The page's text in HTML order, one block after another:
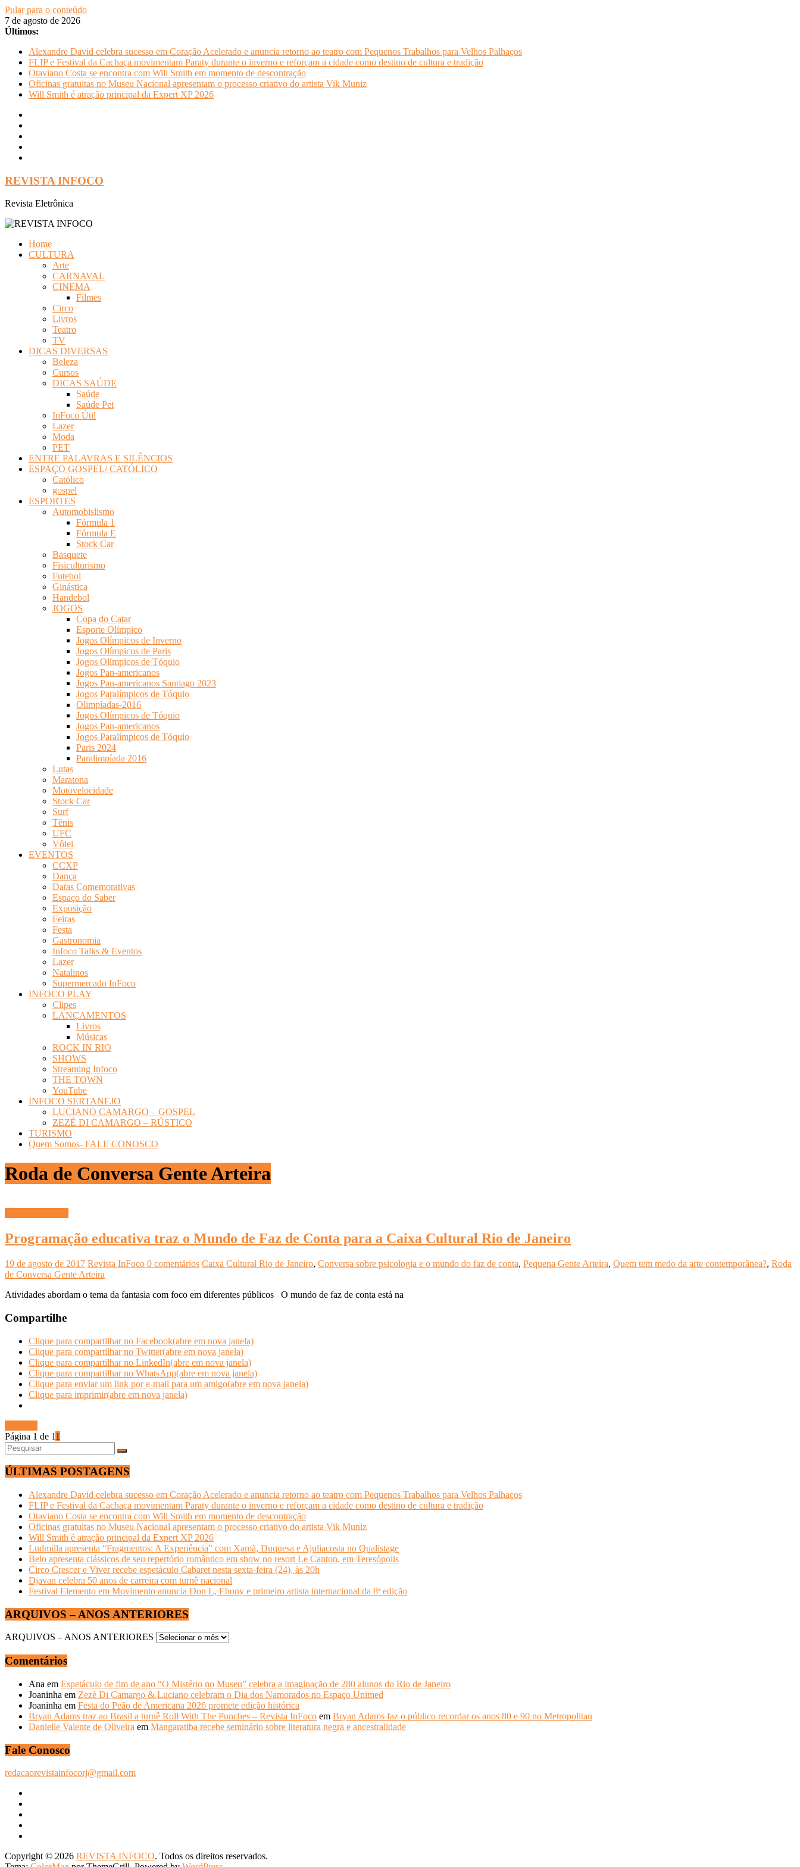
Pular para o conteúdo
7 de agosto de 2026
Últimos:
Alexandre David celebra sucesso em Coração Acelerado e anuncia retorno ao teatro com Pequenos Trabalhos para Velhos Palhaços
FLIP e Festival da Cachaça movimentam Paraty durante o inverno e reforçam a cidade como destino de cultura e tradição
Otaviano Costa se encontra com Will Smith em momento de descontração
Oficinas gratuitas no Museu Nacional apresentam o processo criativo do artista Vik Muniz
Will Smith é atração principal da Expert XP 2026
REVISTA INFOCO
Revista Eletrônica
Home
CULTURA
Arte
CARNAVAL
CINEMA
Filmes
Circo
Livros
Teatro
TV
DICAS DIVERSAS
Beleza
Cursos
DICAS SAÚDE
Saúde
Saúde Pet
InFoco Útil
Lazer
Moda
PET
ENTRE PALAVRAS E SILÊNCIOS
ESPAÇO GOSPEL/ CATÓLICO
Católico
gospel
ESPORTES
Automobislismo
Fórmula 1
Fórmula E
Stock Car
Basquete
Fisiculturismo
Futebol
Ginástica
Handebol
JOGOS
Copa do Catar
Esporte Olímpico
Jogos Olímpicos de Inverno
Jogos Olímpicos de Paris
Jogos Olímpicos de Tóquio
Jogos Pan-americanos
Jogos Pan-americanos Santiago 2023
Jogos Paralímpicos de Tóquio
Olimpíadas-2016
Jogos Olímpicos de Tóquio
Jogos Pan-americanos
Jogos Paralímpicos de Tóquio
Paris 2024
Paralimpíada 2016
Lutas
Maratona
Motovelocidade
Stock Car
Surf
Tênis
UFC
Vôlei
EVENTOS
CCXP
Dança
Datas Comemorativas
Espaço do Saber
Exposição
Feiras
Festa
Gastronomia
Infoco Talks & Eventos
Lazer
Natalinos
Supermercado InFoco
INFOCO PLAY
Clipes
LANÇAMENTOS
Livros
Músicas
ROCK IN RIO
SHOWS
Streaming Infoco
THE TOWN
YouTube
INFOCO SERTANEJO
LUCIANO CAMARGO – GOSPEL
ZEZÉ DI CAMARGO – RÚSTICO
TURISMO
Quem Somos- FALE CONOSCO
Roda de Conversa Gente Arteira
Programação educativa traz o Mundo de Faz de Conta para a Caixa Cultural Rio de Janeiro
19 de agosto de 2017 Revista InFoco 0 comentários Caixa Cultural Rio de Janeiro, Conversa sobre psicologia e o mundo do faz de conta, Pequena Gente Arteira, Quem tem medo da arte contemporânea?, Roda
de Conversa Gente Arteira
Atividades abordam o tema da fantasia com foco em diferentes públicos O mundo de faz de conta está na
Compartilhe
Clique para compartilhar no Facebook(abre em nova janela)
Clique para compartilhar no Twitter(abre em nova janela)
Clique para compartilhar no LinkedIn(abre em nova janela)
Clique para compartilhar no WhatsApp(abre em nova janela)
Clique para enviar um link por e-mail para um amigo(abre em nova janela)
Clique para imprimir(abre em nova janela)
Página 1 de 11
ÚLTIMAS POSTAGENS
Alexandre David celebra sucesso em Coração Acelerado e anuncia retorno ao teatro com Pequenos Trabalhos para Velhos Palhaços
FLIP e Festival da Cachaça movimentam Paraty durante o inverno e reforçam a cidade como destino de cultura e tradição
Otaviano Costa se encontra com Will Smith em momento de descontração
Oficinas gratuitas no Museu Nacional apresentam o processo criativo do artista Vik Muniz
Will Smith é atração principal da Expert XP 2026
Ludmilla apresenta “Fragmentos: A Experiência” com Xamã, Duquesa e Ajuliacosta no Qualistage
Belo apresenta clássicos de seu repertório romântico em show no resort Le Canton, em Teresópolis
Circo Crescer e Viver recebe espetáculo Cabaret nesta sexta-feira (24), às 20h
Djavan celebra 50 anos de carreira com turnê nacional
Festival Elemento em Movimento anuncia Don L, Ebony e primeiro artista internacional da 8ª edição
ARQUIVOS – ANOS ANTERIORES
ARQUIVOS – ANOS ANTERIORES
Comentários
Ana em Espetáculo de fim de ano “O Mistério no Museu” celebra a imaginação de 280 alunos do Rio de Janeiro
Joaninha em Zezé Di Camargo & Luciano celebram o Dia dos Namorados no Espaço Unimed
Joaninha em Festa do Peão de Americana 2026 promete edição histórica
Bryan Adams traz ao Brasil a turnê Roll With The Punches – Revista InFoco em Bryan Adams faz o público recordar os anos 80 e 90 no Metropolitan
Danielle Valente de Oliveira em Mangaratiba recebe seminário sobre literatura negra e ancestralidade
Fale Conosco
redacaorevistainfocorj@gmail.com
Copyright © 2026 REVISTA INFOCO. Todos os direitos reservados.